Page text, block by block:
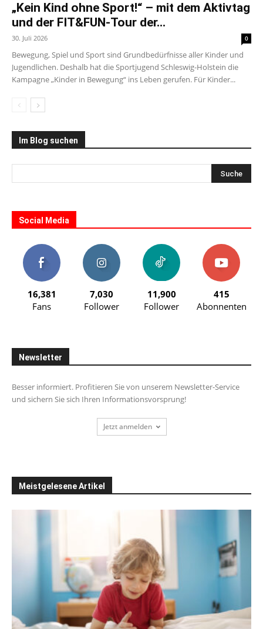
„Kein Kind ohne Sport!“ – mit dem Aktivtag
und der FIT&FUN-Tour der...
30. Juli 2026 0
Bewegung, Spiel und Sport sind Grundbedürfnisse aller Kinder und
Jugendlichen. Deshalb hat die Sportjugend Schleswig-Holstein die
Kampagne „Kinder in Bewegung“ ins Leben gerufen. Für Kinder...
Im Blog suchen
Social Media
16,381
Fans
7,030
Follower
11,900
Follower
415
Abonnenten
Newsletter
Besser informiert. Profitieren Sie von unserem Newsletter-Service
und sichern Sie sich Ihren Informationsvorsprung!
Jetzt anmelden
Meistgelesene Artikel